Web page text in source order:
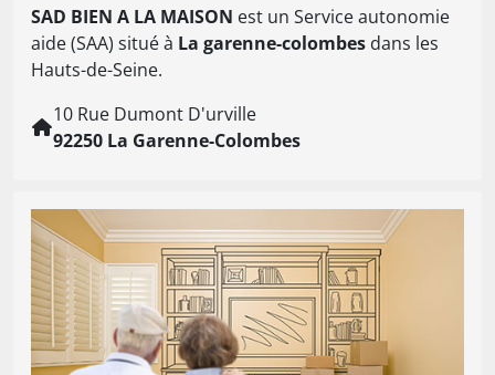
SAD BIEN A LA MAISON est un Service autonomie
aide (SAA) situé à La garenne-colombes dans les
Hauts-de-Seine.
10 Rue Dumont D'urville
92250 La Garenne-Colombes